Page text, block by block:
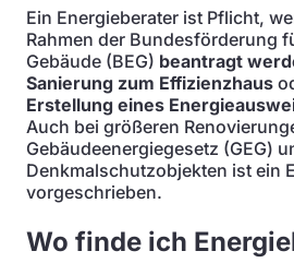
Ein Energieberater ist Pflicht,
Rahmen der Bundesförderung
Gebäude (BEG) beantragt
Sanierung zum Effizienzhaus
Erstellung eines
Auch bei größeren
Gebäudeenergiegesetz (GEG)
Denkmalschutzobjekten ist ein
vorgeschrieben.
Wo finde ich